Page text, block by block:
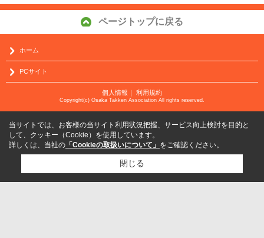
ページトップに戻る
ホーム
PCサイト
個人情報 ｜ 利用規約
Copyright(c) Osaka Takken Association All rights reserved.
当サイトでは、お客様の当サイト利用状況把握、サービス向上検討を目的と
して、クッキー（Cookie）を使用しています。
詳しくは、当社の 「Cookieの取扱いについて」 をご確認ください。
閉じる